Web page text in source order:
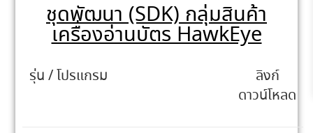
ชุดพัฒนา (SDK) กลุ่มสินค้า
เครื่องอ่านบัตร HawkEye​
รุ่น / โปรแกรม
ลิงก์
ดาวน์โหลด